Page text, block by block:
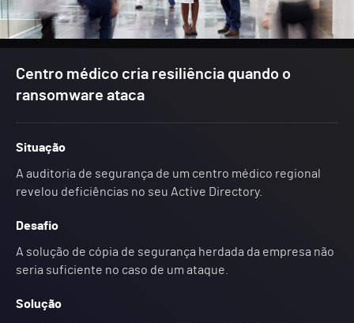
Centro médico cria resiliência quando o
ransomware ataca
Situação
A auditoria de segurança de um centro médico regional
revelou deficiências no seu Active Directory.
Desafio
A solução de cópia de segurança herdada da empresa não
seria suficiente no caso de um ataque.
Solução